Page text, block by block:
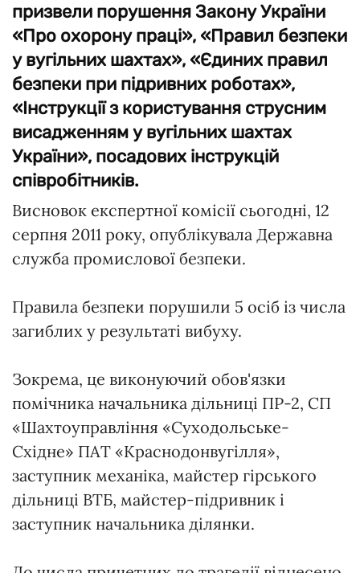
призвели порушення Закону України
«Про охорону праці», «Правил безпеки
у вугільних шахтах», «Єдиних правил
безпеки при підривних роботах»,
«Інструкції з користування струсним
висадженням у вугільних шахтах
України», посадових інструкцій
співробітників.
Висновок експертної комісії сьогодні, 12
серпня 2011 року, опублікувала Державна
служба промислової безпеки.
Правила безпеки порушили 5 осіб із числа
загиблих у результаті вибуху.
Зокрема, це виконуючий обов'язки
помічника начальника дільниці ПР-2, СП
«Шахтоуправління «Суходольське-
Східне» ПАТ «Краснодонвугілля»,
заступник механіка, майстер гірського
дільниці ВТБ, майстер-підривник і
заступник начальника ділянки.